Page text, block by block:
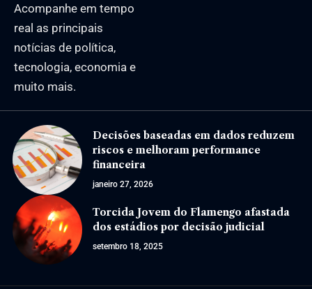
Acompanhe em tempo
real as principais
notícias de política,
tecnologia, economia e
muito mais.
Decisões baseadas em dados reduzem
riscos e melhoram performance
financeira
janeiro 27, 2026
Torcida Jovem do Flamengo afastada
dos estádios por decisão judicial
setembro 18, 2025